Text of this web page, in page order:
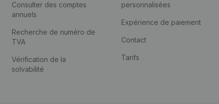
Consulter des comptes
annuels
Recherche de numéro de
TVA
Vérification de la
solvabilité
personnalisées
Expérience de paiement
Contact
Tarifs